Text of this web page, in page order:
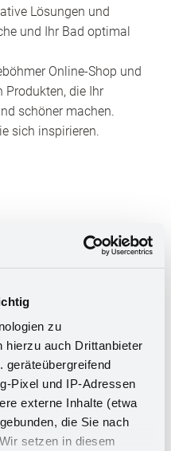
zu
hierzu auch Drittanbieter
geräteübergreifend
Pixel und IP-Adressen
externe Inhalte (etwa
die Sie nach
setzen in diesem
Lösungen und
und Ihr Bad optimal
Online-Shop und
Produkten, die Ihr
schöner machen.
sich inspirieren.
für Ihr